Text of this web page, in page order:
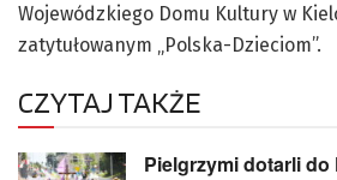
Wojewódzkiego Domu Kultury w
zatytułowanym „Polska-Dzieciom”.
CZYTAJ TAKŻE
Pielgrzymi dotarli do